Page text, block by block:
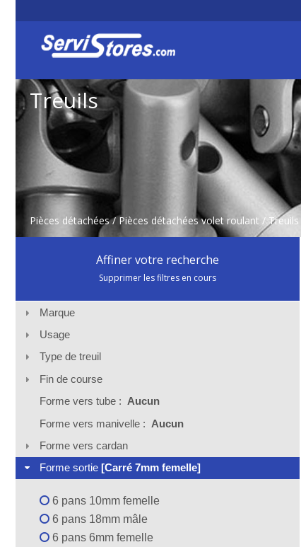
Treuils
Pièces détachées /Pièces détachées volet roulant / Treuils
Affiner votre recherche
Supprimer les filtres en cours
Marque
Usage
Type de treuil
Fin de course
Forme vers tube : Aucun
Forme vers manivelle : Aucun
Forme vers cardan
Forme sortie [Carré 7mm femelle]
6 pans 10mm femelle
6 pans 18mm mâle
6 pans 6mm femelle